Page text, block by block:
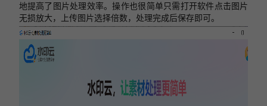
地提高了图片处理效率。操作也很简单只需打开软件点击图片
无损放大，上传图片选择倍数，处理完成后保存即可。